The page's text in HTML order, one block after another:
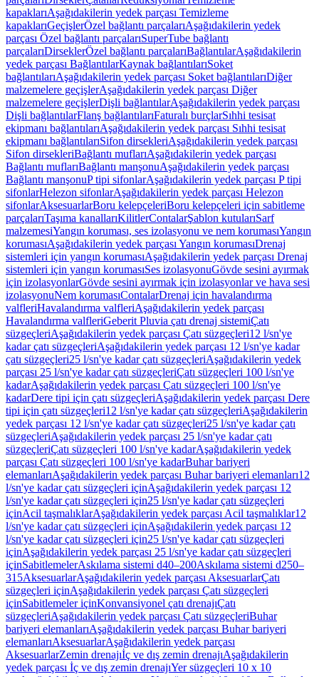
kapaklarıAşağıdakilerin yedek parçası Temizleme
kapaklarıGeçişlerÖzel bağlantı parçalarıAşağıdakilerin yedek
parçası Özel bağlantı parçalarıSuperTube bağlantı
parçalarıDirseklerÖzel bağlantı parçalarıBağlantılarAşağıdakilerin
yedek parçası BağlantılarKaynak bağlantılarıSoket
bağlantılarıAşağıdakilerin yedek parçası Soket bağlantılarıDiğer
malzemelere geçişlerAşağıdakilerin yedek parçası Diğer
malzemelere geçişlerDişli bağlantılarAşağıdakilerin yedek parçası
Dişli bağlantılarFlanş bağlantılarıFaturalı burçlarSıhhi tesisat
ekipmanı bağlantılarıAşağıdakilerin yedek parçası Sıhhi tesisat
ekipmanı bağlantılarıSifon dirsekleriAşağıdakilerin yedek parçası
Sifon dirsekleriBağlantı muflarıAşağıdakilerin yedek parçası
Bağlantı muflarıBağlantı manşonuAşağıdakilerin yedek parçası
Bağlantı manşonuP tipi sifonlarAşağıdakilerin yedek parçası P tipi
sifonlarHelezon sifonlarAşağıdakilerin yedek parçası Helezon
sifonlarAksesuarlarBoru kelepçeleriBoru kelepçeleri için sabitleme
parçalarıTaşıma kanallarıKilitlerContalarŞablon kutularıSarf
malzemesiYangın koruması, ses izolasyonu ve nem korumasıYangın
korumasıAşağıdakilerin yedek parçası Yangın korumasıDrenaj
sistemleri için yangın korumasıAşağıdakilerin yedek parçası Drenaj
sistemleri için yangın korumasıSes izolasyonuGövde sesini ayırmak
için izolasyonlarGövde sesini ayırmak için izolasyonlar ve hava sesi
izolasyonuNem korumasıContalarDrenaj için havalandırma
valfleriHavalandırma valfleriAşağıdakilerin yedek parçası
Havalandırma valfleriGeberit Pluvia çatı drenaj sistemiÇatı
süzgeçleriAşağıdakilerin yedek parçası Çatı süzgeçleri12 l/sn'ye
kadar çatı süzgeçleriAşağıdakilerin yedek parçası 12 l/sn'ye kadar
çatı süzgeçleri25 l/sn'ye kadar çatı süzgeçleriAşağıdakilerin yedek
parçası 25 l/sn'ye kadar çatı süzgeçleriÇatı süzgeçleri 100 l/sn'ye
kadarAşağıdakilerin yedek parçası Çatı süzgeçleri 100 l/sn'ye
kadarDere tipi için çatı süzgeçleriAşağıdakilerin yedek parçası Dere
tipi için çatı süzgeçleri12 l/sn'ye kadar çatı süzgeçleriAşağıdakilerin
yedek parçası 12 l/sn'ye kadar çatı süzgeçleri25 l/sn'ye kadar çatı
süzgeçleriAşağıdakilerin yedek parçası 25 l/sn'ye kadar çatı
süzgeçleriÇatı süzgeçleri 100 l/sn'ye kadarAşağıdakilerin yedek
parçası Çatı süzgeçleri 100 l/sn'ye kadarBuhar bariyeri
elemanlarıAşağıdakilerin yedek parçası Buhar bariyeri elemanları12
l/sn'ye kadar çatı süzgeçleri içinAşağıdakilerin yedek parçası 12
l/sn'ye kadar çatı süzgeçleri için25 l/sn'ye kadar çatı süzgeçleri
içinAcil taşmalıklarAşağıdakilerin yedek parçası Acil taşmalıklar12
l/sn'ye kadar çatı süzgeçleri içinAşağıdakilerin yedek parçası 12
l/sn'ye kadar çatı süzgeçleri için25 l/sn'ye kadar çatı süzgeçleri
içinAşağıdakilerin yedek parçası 25 l/sn'ye kadar çatı süzgeçleri
içinSabitlemelerAskılama sistemi d40–200Askılama sistemi d250–
315AksesuarlarAşağıdakilerin yedek parçası AksesuarlarÇatı
süzgeçleri içinAşağıdakilerin yedek parçası Çatı süzgeçleri
içinSabitlemeler içinKonvansiyonel çatı drenajıÇatı
süzgeçleriAşağıdakilerin yedek parçası Çatı süzgeçleriBuhar
bariyeri elemanlarıAşağıdakilerin yedek parçası Buhar bariyeri
elemanlarıAksesuarlarAşağıdakilerin yedek parçası
AksesuarlarZemin drenajıİç ve dış zemin drenajıAşağıdakilerin
yedek parçası İç ve dış zemin drenajıYer süzgeçleri 10 x 10